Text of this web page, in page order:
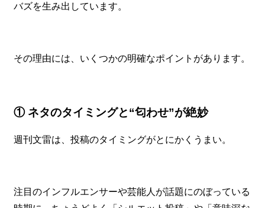
バズを生み出しています。
その理由には、いくつかの明確なポイントがあります。
① ネタのタイミングと“匂わせ”が絶妙
週刊文雷は、投稿のタイミングがとにかくうまい。
注目のインフルエンサーや芸能人が話題にのぼっている